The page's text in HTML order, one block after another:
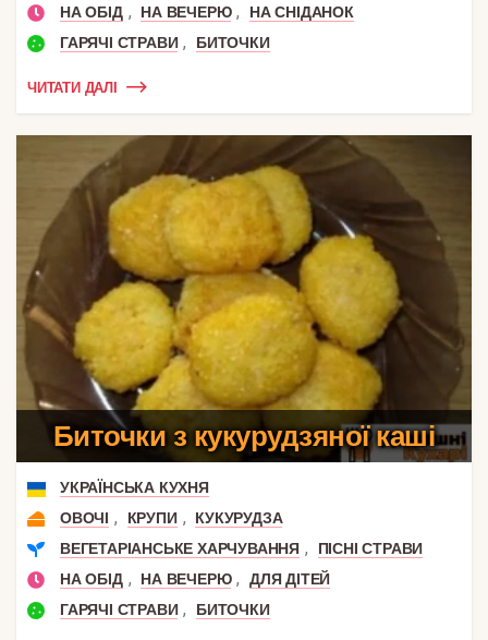
НА ОБІД , НА ВЕЧЕРЮ ,
НА СНІДАНОК
ГАРЯЧІ СТРАВИ , БИТОЧКИ
ЧИТАТИ ДАЛІ
Биточки з кукурудзяної каші
УКРАЇНСЬКА КУХНЯ
ОВОЧІ , КРУПИ ,
КУКУРУДЗА
ВЕГЕТАРІАНСЬКЕ ХАРЧУВАННЯ ,
ПІСНІ СТРАВИ
НА ОБІД , НА ВЕЧЕРЮ ,
ДЛЯ ДІТЕЙ
ГАРЯЧІ СТРАВИ , БИТОЧКИ